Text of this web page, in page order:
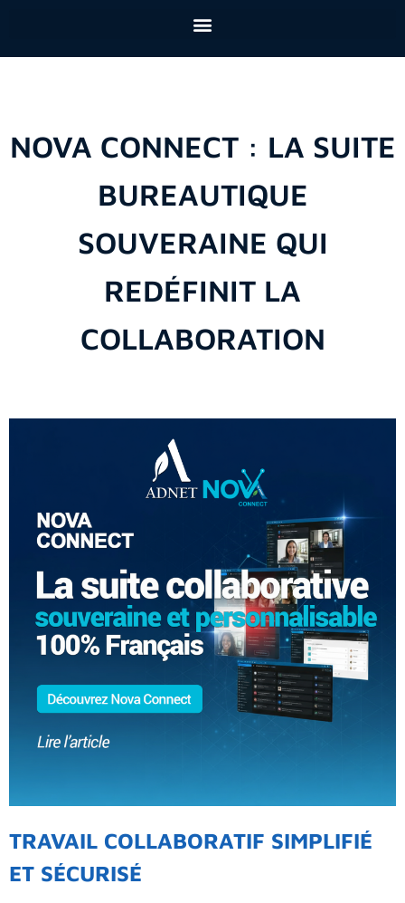
NOVA CONNECT : LA SUITE
BUREAUTIQUE
SOUVERAINE QUI
REDÉFINIT LA
COLLABORATION
TRAVAIL COLLABORATIF SIMPLIFIÉ
ET SÉCURISÉ